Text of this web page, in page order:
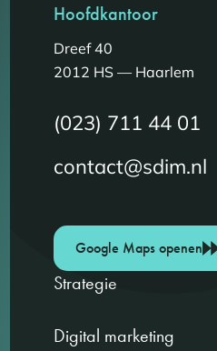
Hoofdkantoor
Dreef 40
2012 HS — Haarlem
(023) 711 44 01
contact@sdim.nl
Google Maps openen
Strategie
Digital marketing